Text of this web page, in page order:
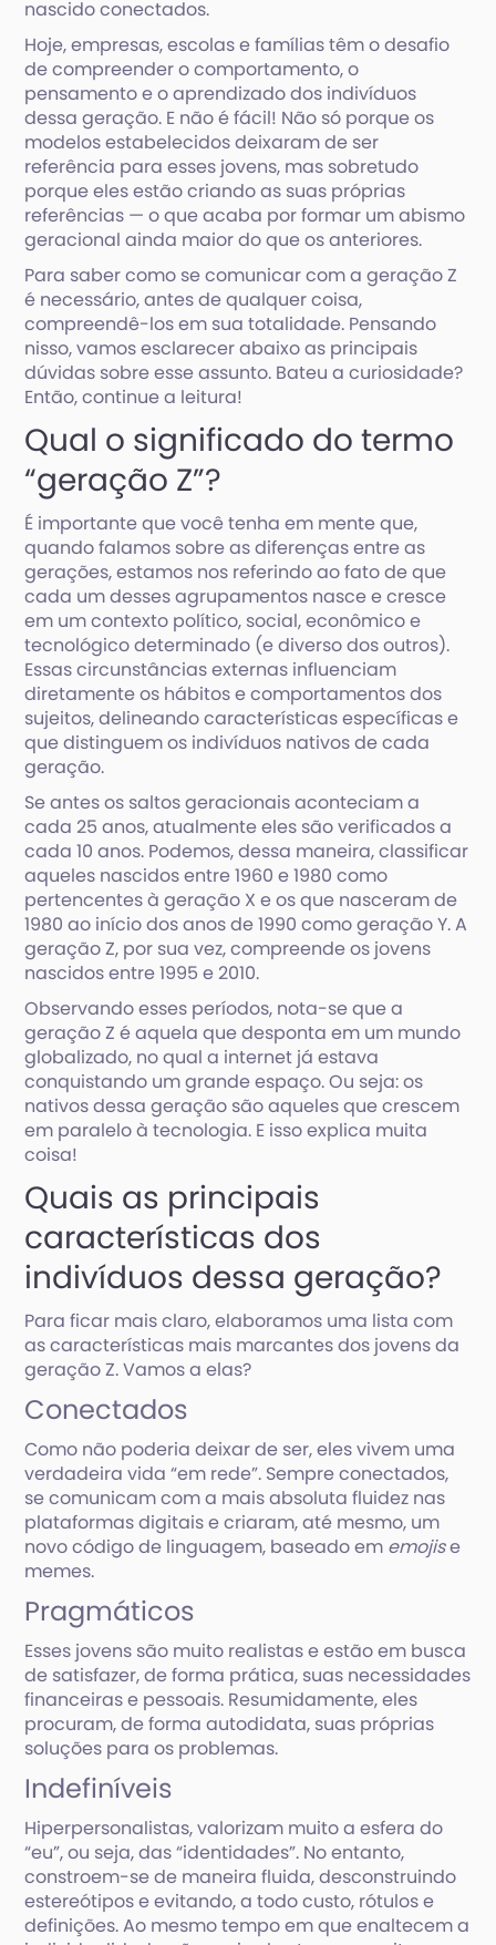
nascido conectados.
Hoje, empresas, escolas e famílias têm o desafio
de compreender o comportamento, o
pensamento e o aprendizado dos indivíduos
dessa geração. E não é fácil! Não só porque os
modelos estabelecidos deixaram de ser
referência para esses jovens, mas sobretudo
porque eles estão criando as suas próprias
referências — o que acaba por formar um abismo
geracional ainda maior do que os anteriores.
Para saber como se comunicar com a geração Z
é necessário, antes de qualquer coisa,
compreendê-los em sua totalidade. Pensando
nisso, vamos esclarecer abaixo as principais
dúvidas sobre esse assunto. Bateu a curiosidade?
Então, continue a leitura!
Qual o significado do termo
“geração Z”?
É importante que você tenha em mente que,
quando falamos sobre as diferenças entre as
gerações, estamos nos referindo ao fato de que
cada um desses agrupamentos nasce e cresce
em um contexto político, social, econômico e
tecnológico determinado (e diverso dos outros).
Essas circunstâncias externas influenciam
diretamente os hábitos e comportamentos dos
sujeitos, delineando características específicas e
que distinguem os indivíduos nativos de cada
geração.
Se antes os saltos geracionais aconteciam a
cada 25 anos, atualmente eles são verificados a
cada 10 anos. Podemos, dessa maneira, classificar
aqueles nascidos entre 1960 e 1980 como
pertencentes à geração X e os que nasceram de
1980 ao início dos anos de 1990 como geração Y. A
geração Z, por sua vez, compreende os jovens
nascidos entre 1995 e 2010.
Observando esses períodos, nota-se que a
geração Z é aquela que desponta em um mundo
globalizado, no qual a internet já estava
conquistando um grande espaço. Ou seja: os
nativos dessa geração são aqueles que crescem
em paralelo à tecnologia. E isso explica muita
coisa!
Quais as principais
características dos
indivíduos dessa geração?
Para ficar mais claro, elaboramos uma lista com
as características mais marcantes dos jovens da
geração Z. Vamos a elas?
Conectados
Como não poderia deixar de ser, eles vivem uma
verdadeira vida “em rede”. Sempre conectados,
se comunicam com a mais absoluta fluidez nas
plataformas digitais e criaram, até mesmo, um
novo código de linguagem, baseado em emojise
memes.
Pragmáticos
Esses jovens são muito realistas e estão em busca
de satisfazer, de forma prática, suas necessidades
financeiras e pessoais. Resumidamente, eles
procuram, de forma autodidata, suas próprias
soluções para os problemas.
Indefiníveis
Hiperpersonalistas, valorizam muito a esfera do
“eu”, ou seja, das “identidades”. No entanto,
constroem-se de maneira fluida, desconstruindo
estereótipos e evitando, a todo custo, rótulos e
definições. Ao mesmo tempo em que enaltecem a